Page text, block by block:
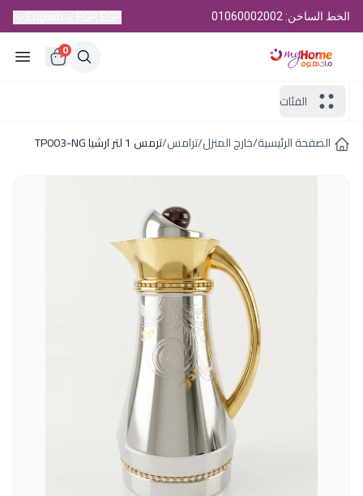
الخط الساخن: 01060002002
0
الفئات
الصفحة الرئيسية/خارج المنزل/ترامس/ترمس 1 لتر ارشيا TP003-NG